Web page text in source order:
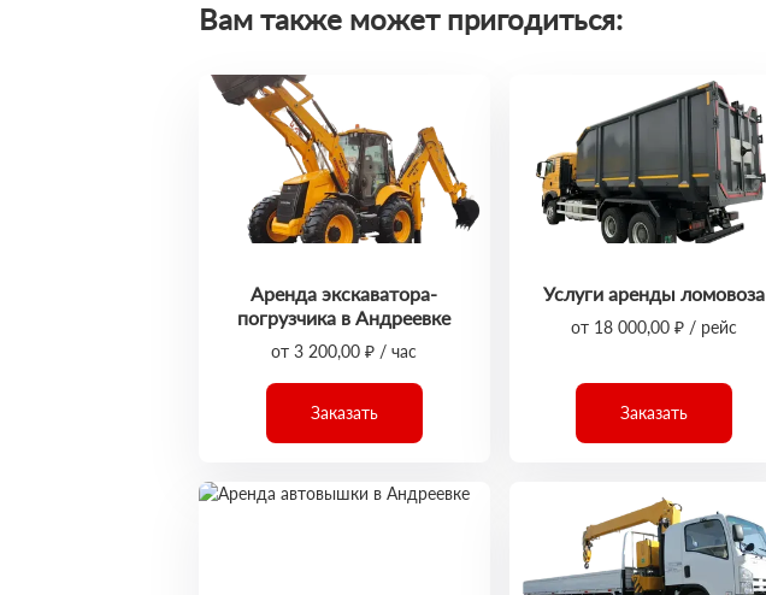
Вам также может пригодиться:
Аренда экскаватора-
погрузчика в Андреевке
от 3 200,00 ₽ / час
Заказать
Услуги аренды ломовоза
от 18 000,00 ₽ / рейс
Заказать